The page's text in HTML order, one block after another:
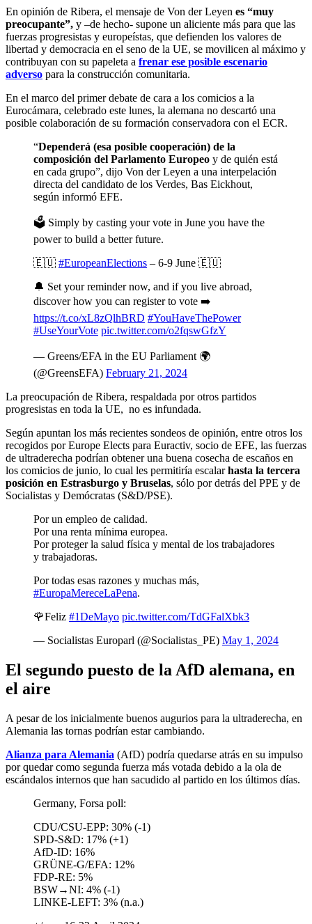
En opinión de Ribera, el mensaje de Von der Leyen es “muy
preocupante”, y –de hecho- supone un aliciente más para que las
fuerzas progresistas y europeístas, que defienden los valores de
libertad y democracia en el seno de la UE, se movilicen al máximo y
contribuyan con su papeleta a frenar ese posible escenario
adverso para la construcción comunitaria.
En el marco del primer debate de cara a los comicios a la
Eurocámara, celebrado este lunes, la alemana no descartó una
posible colaboración de su formación conservadora con el ECR.
“Dependerá (esa posible cooperación) de la
composición del Parlamento Europeo y de quién está
en cada grupo”, dijo Von der Leyen a una interpelación
directa del candidato de los Verdes, Bas Eickhout,
según informó EFE.
🗳️ Simply by casting your vote in June you have the
power to build a better future.
🇪🇺 #EuropeanElections – 6-9 June 🇪🇺
🔔 Set your reminder now, and if you live abroad,
discover how you can register to vote ➡️
https://t.co/xL8zQlhBRD #YouHaveThePower
#UseYourVote pic.twitter.com/o2fqswGfzY
— Greens/EFA in the EU Parliament 🌍
(@GreensEFA) February 21, 2024
La preocupación de Ribera, respaldada por otros partidos
progresistas en toda la UE, no es infundada.
Según apuntan los más recientes sondeos de opinión, entre otros los
recogidos por Europe Elects para Euractiv, socio de EFE, las fuerzas
de ultraderecha podrían obtener una buena cosecha de escaños en
los comicios de junio, lo cual les permitiría escalarhasta la tercera
posición en Estrasburgo y Bruselas, sólo por detrás del PPE y de
Socialistas y Demócratas (S&D/PSE).
Por un empleo de calidad.
Por una renta mínima europea.
Por proteger la salud física y mental de los trabajadores
y trabajadoras.
Por todas esas razones y muchas más,
#EuropaMereceLaPena.
🌹Feliz #1DeMayo pic.twitter.com/TdGFalXbk3
— Socialistas Europarl (@Socialistas_PE) May 1, 2024
El segundo puesto de la AfD alemana, en
el aire
A pesar de los inicialmente buenos augurios para la ultraderecha, en
Alemania las tornas podrían estar cambiando.
Alianza para Alemania (AfD) podría quedarse atrás en su impulso
por quedar como segunda fuerza más votada debido a la ola de
escándalos internos que han sacudido al partido en los últimos días.
Germany, Forsa poll:
CDU/CSU-EPP: 30% (-1)
SPD-S&D: 17% (+1)
AfD-ID: 16%
GRÜNE-G/EFA: 12%
FDP-RE: 5%
BSW→NI: 4% (-1)
LINKE-LEFT: 3% (n.a.)